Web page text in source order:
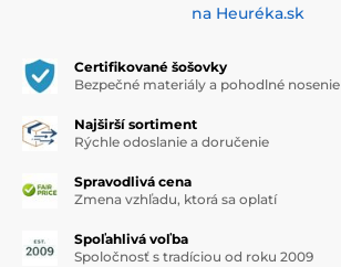
na Heuréka.sk
Certifikované šošovky
Bezpečné materiály a pohodlné nosenie
Najširší sortiment
Rýchle odoslanie a doručenie
Spravodlivá cena
Zmena vzhľadu, ktorá sa oplatí
Spoľahlivá voľba
Spoločnosť s tradíciou od roku 2009